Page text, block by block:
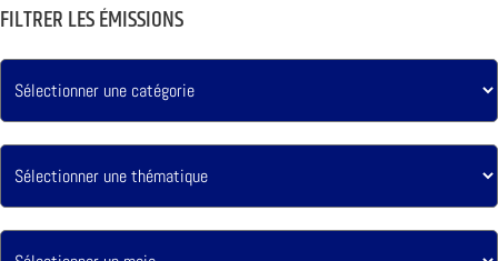
FILTRER LES ÉMISSIONS